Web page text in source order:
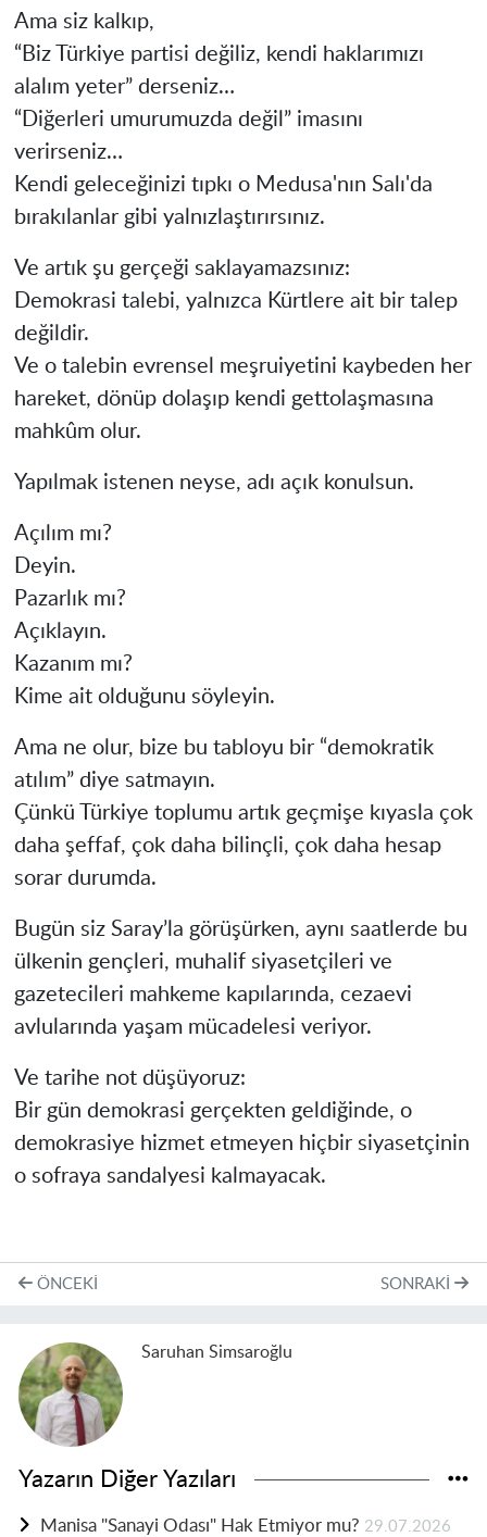
Ama siz kalkıp,
“Biz Türkiye partisi değiliz, kendi haklarımızı
alalım yeter” derseniz…
“Diğerleri umurumuzda değil” imasını
verirseniz…
Kendi geleceğinizi tıpkı o Medusa'nın Salı'da
bırakılanlar gibi yalnızlaştırırsınız.
Ve artık şu gerçeği saklayamazsınız:
Demokrasi talebi, yalnızca Kürtlere ait bir talep
değildir.
Ve o talebin evrensel meşruiyetini kaybeden her
hareket, dönüp dolaşıp kendi gettolaşmasına
mahkûm olur.
Yapılmak istenen neyse, adı açık konulsun.
Açılım mı?
Deyin.
Pazarlık mı?
Açıklayın.
Kazanım mı?
Kime ait olduğunu söyleyin.
Ama ne olur, bize bu tabloyu bir “demokratik
atılım” diye satmayın.
Çünkü Türkiye toplumu artık geçmişe kıyasla çok
daha şeffaf, çok daha bilinçli, çok daha hesap
sorar durumda.
Bugün siz Saray’la görüşürken, aynı saatlerde bu
ülkenin gençleri, muhalif siyasetçileri ve
gazetecileri mahkeme kapılarında, cezaevi
avlularında yaşam mücadelesi veriyor.
Ve tarihe not düşüyoruz:
Bir gün demokrasi gerçekten geldiğinde, o
demokrasiye hizmet etmeyen hiçbir siyasetçinin
o sofraya sandalyesi kalmayacak.
ÖNCEKI SONRAKI
Saruhan Simsaroğlu
Yazarın Diğer Yazıları
Manisa "Sanayi Odası" Hak Etmiyor mu? 29.07.2026